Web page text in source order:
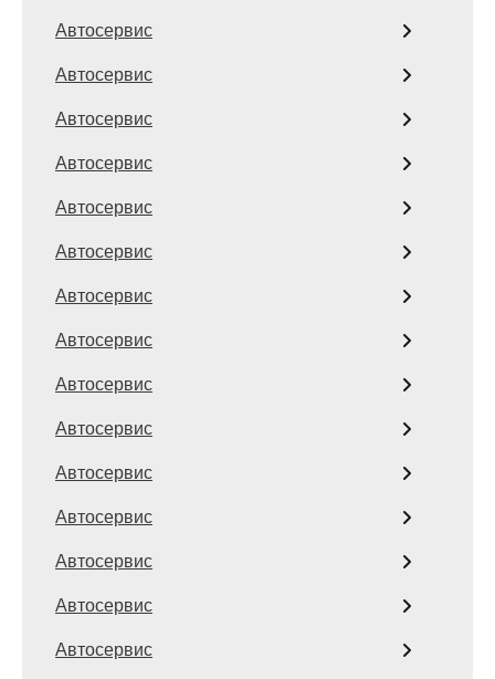
Автосервис
Автосервис
Автосервис
Автосервис
Автосервис
Автосервис
Автосервис
Автосервис
Автосервис
Автосервис
Автосервис
Автосервис
Автосервис
Автосервис
Автосервис